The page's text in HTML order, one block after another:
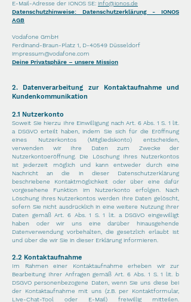
E-Mail-Adresse der IONOS SE: info@ionos.de
Datenschutzhinweise: Datenschutzerklärung - IONOS
AGB
Vodafone GmbH
Ferdinand-Braun-Platz 1, D-40549 Düsseldorf
impressum@vodafone.com
Deine Privatsphäre – unsere Mission
2. Datenverarbeitung zur Kontaktaufnahme und
Kundenkommunikation
2.1 Nutzerkonto
Soweit Sie hierzu Ihre Einwilligung nach Art. 6 Abs. 1 S. 1 lit.
a DSGVO erteilt haben, indem Sie sich für die Eröffnung
eines Nutzerkontos (Mitgliedskonto) entscheiden,
verwenden wir Ihre Daten zum Zwecke der
Nutzerkontoeröffnung. Die Löschung Ihres Nutzerkontos
ist jederzeit möglich und kann entweder durch eine
Nachricht an die in dieser Datenschutzerklärung
beschriebene Kontaktmöglichkeit oder über eine dafür
vorgesehene Funktion im Nutzerkonto erfolgen. Nach
Löschung Ihres Nutzerkontos werden Ihre Daten gelöscht,
sofern Sie nicht ausdrücklich in eine weitere Nutzung Ihrer
Daten gemäß Art. 6 Abs. 1 S. 1 lit. a DSGVO eingewilligt
haben oder wir uns eine darüber hinausgehende
Datenverwendung vorbehalten, die gesetzlich erlaubt ist
und über die wir Sie in dieser Erklärung informieren.
2.2 Kontaktaufnahme
Im Rahmen einer Kontaktaufnahme erheben wir zur
Bearbeitung Ihrer Anfragen gemäß Art. 6 Abs. 1 S. 1 lit. b
DSGVO personenbezogene Daten, wenn Sie uns diese bei
der Kontaktaufnahme mit uns (z.B. per Kontaktformular,
Live-Chat-Tool oder E-Mail) freiwillig mitteilen.